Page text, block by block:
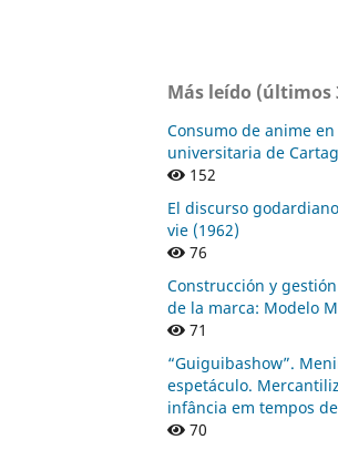
Más leído (últimos
Consumo de anime
universitaria de
152
El discurso
vie (1962)
76
Construcción y
de la marca: Modelo
71
“Guiguibashow”.
espetáculo.
infância em tempos
70